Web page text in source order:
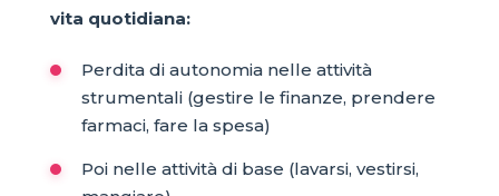
vita quotidiana:
Perdita di autonomia nelle attività
strumentali (gestire le finanze, prendere
farmaci, fare la spesa)
Poi nelle attività di base (lavarsi, vestirsi,